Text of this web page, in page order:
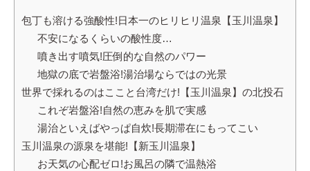
包丁も溶ける強酸性!日本一のヒリヒリ温泉【玉川温泉】
不安になるくらいの酸性度…
噴き出す噴気!圧倒的な自然のパワー
地獄の底で岩盤浴!湯治場ならではの光景
世界で採れるのはここと台湾だけ!【玉川温泉】の北投石
これぞ岩盤浴!自然の恵みを肌で実感
湯治といえばやっぱ自炊!長期滞在にもってこい
玉川温泉の源泉を堪能!【新玉川温泉】
お天気の心配ゼロ!お風呂の隣で温熱浴